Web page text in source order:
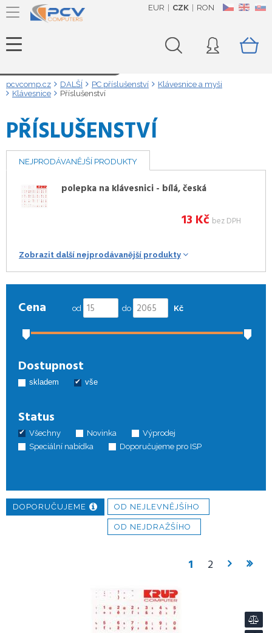
CZ EN SK
EUR CZK RON
pcvcomp.cz DALŠÍ PC příslušenství
Klávesnice a myši
Klávesnice
Příslušenství
PŘÍSLUŠENSTVÍ
NEJPRODÁVANĚJŠÍ PRODUKTY
polepka na klávesnici - bílá, česká
13 Kč bez DPH
Zobrazit další nejprodávanější produkty
Cena od do Kč
Dostupnost
skladem vše
Status
Všechny Novinka
Výprodej
Speciální nabídka
Doporučujeme pro ISP
DOPORUČUJEME OD NEJLEVNĚJŠÍHO
OD NEJDRAŽŠÍHO
1 2